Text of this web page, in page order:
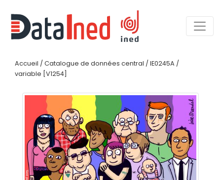
Accueil / Catalogue de données central / IE0245A /
variable [V1254]